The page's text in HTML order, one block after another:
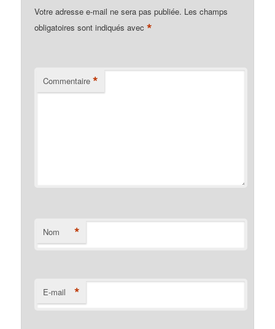
Votre adresse e-mail ne sera pas publiée. Les champs
obligatoires sont indiqués avec*
Commentaire *
Nom *
E-mail *